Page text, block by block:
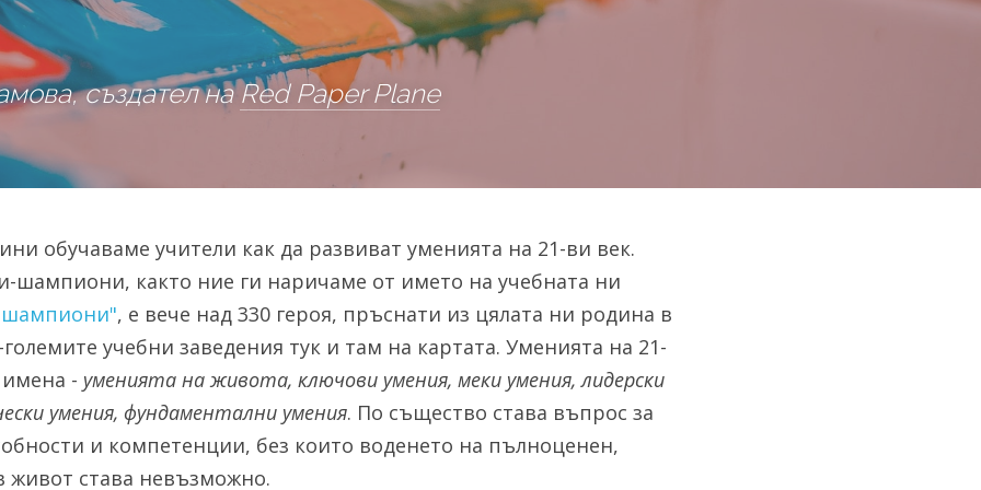
създател на Red Paper Plane
обучаваме учители как да развиват уменията на 21-ви век.
шампиони, както ние ги наричаме от името на учебната ни
, е вече над 330 героя, пръснати из цялата ни родина в
учебни заведения тук и там на картата. Уменията на 21-
- уменията на живота, ключови умения, меки умения, лидерски
умения, фундаментални умения. По същество става въпрос за
и компетенции, без които воденето на пълноценен,
живот става невъзможно.